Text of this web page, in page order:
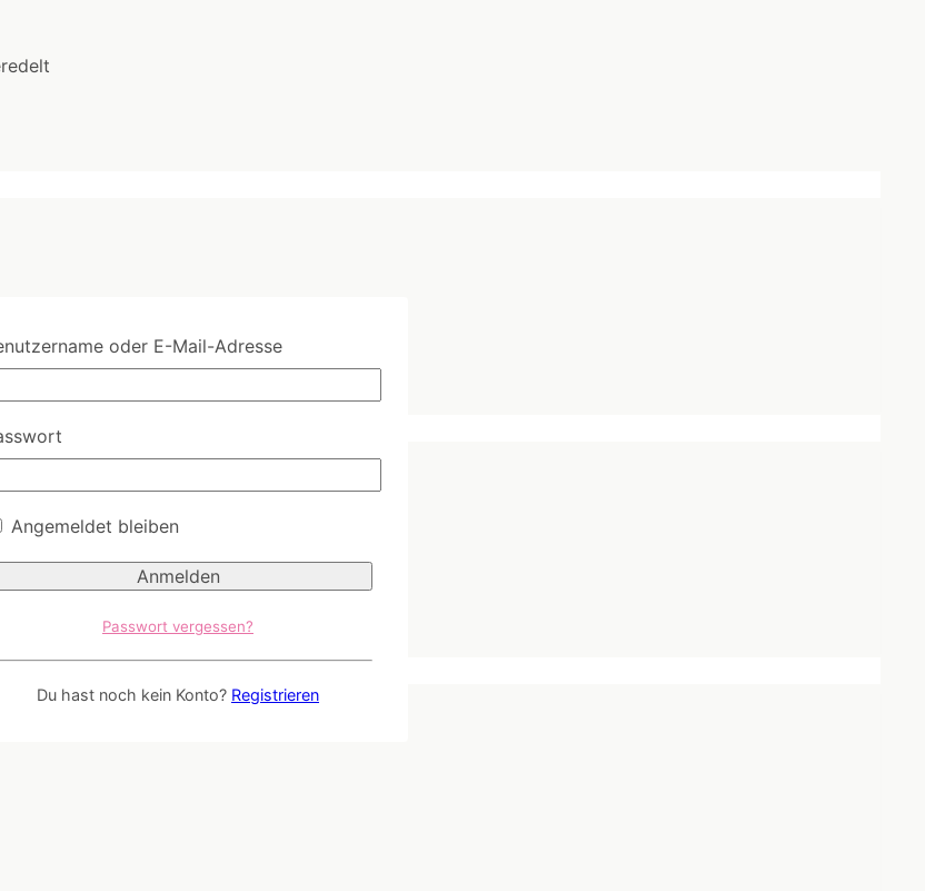
oder E-Mail-Adresse
Angemeldet bleiben
Passwort vergessen?
Du hast noch kein Konto? Registrieren